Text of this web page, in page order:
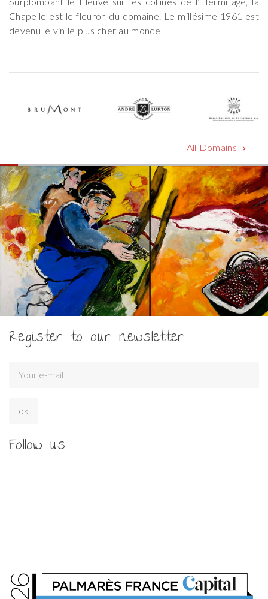
Chapelle est le fleuron du domaine. Le millésime 1961 est
devenu le vin le plus cher au monde !
All Domains chevron_right
Register to our newsletter
Follow us